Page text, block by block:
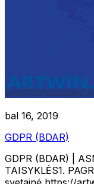
bal 16, 2019
GDPR (BDAR)
GDPR (BDAR) |
TAISYKLĖS1.